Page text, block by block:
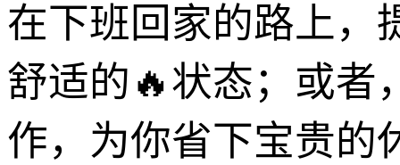
在下班回家的路上，
舒适的🔥状态；或者
作，为你省下宝贵的